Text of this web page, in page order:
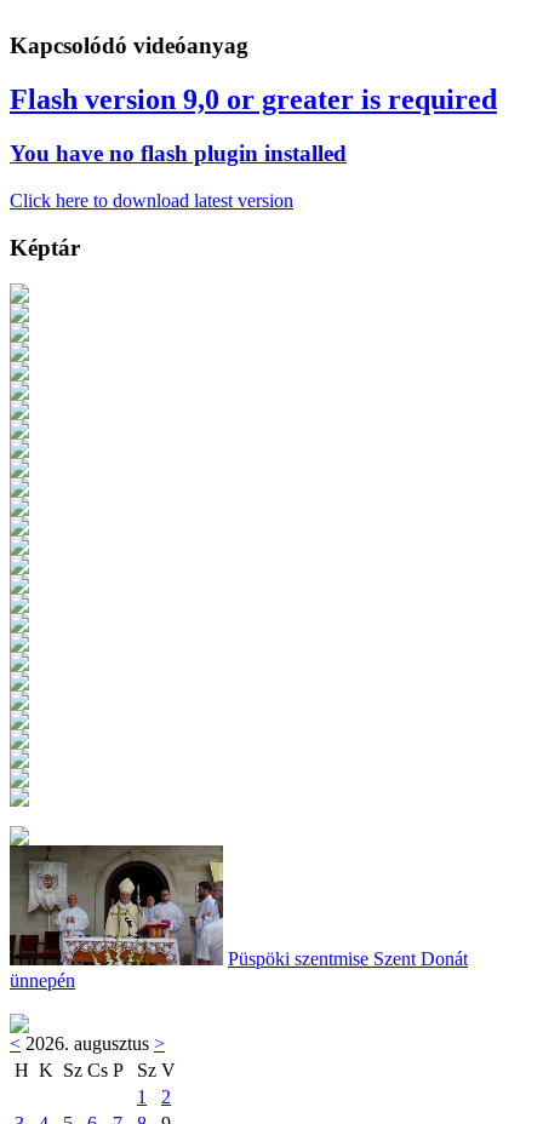
Kapcsolódó videóanyag
Flash version 9,0 or greater is required
You have no flash plugin installed
Click here to download latest version
Képtár
Püspöki szentmise Szent Donát
ünnepén
< 2026. augusztus >
H K Sz Cs P Sz V
1
2